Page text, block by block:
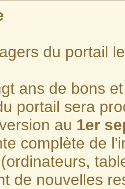
du portail
ans de bons
portail sera
au 1er
complète de
de nouvelles